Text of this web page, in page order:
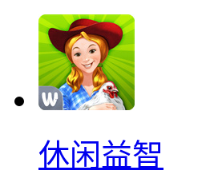
休闲益智